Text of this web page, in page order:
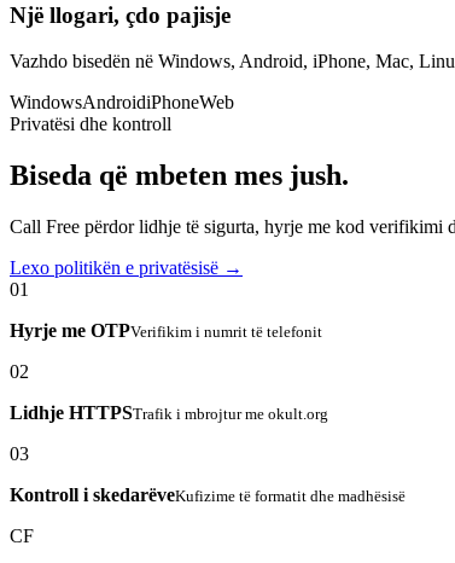
Një llogari, çdo pajisje
Vazhdo bisedën në Windows, Android, iPhone, Mac,
WindowsAndroidiPhoneWeb
Privatësi dhe kontroll
Biseda që mbeten mes jush.
Call Free përdor lidhje të sigurta, hyrje me kod verifikimi
Lexo politikën e privatësisë →
01
Hyrje me OTPVerifikim i numrit të telefonit
02
Lidhje HTTPSTrafik i mbrojtur me okult.org
03
Kontroll i skedarëveKufizime të formatit dhe madhësisë
CF